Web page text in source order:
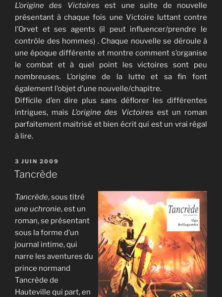
L’origine des Victoires est une suite de nouvelle
présentant à chaque fois une Victoire luttant contre
l’Orvet et ses agents (il peut influencer/prendre le
contrôle des hommes) . Chaque nouvelle se déroule à
une époque différente et montre comment s’organise
le combat et à quel point les victoires sont peu
nombreuses. L’origine de la lutte et sa fin font
également l’objet d’une nouvelle/chapitre.
Difficile d’en dire plus sans déflorer les différentes
intrigues, mais L’origine des Victoires est un roman
parfaitement maitrisé et bien écrit qui est un vrai régal
à lire.
PUBLIÉ
LE
3 JUIN 2009
Tancrède
Tancrède, sous titré
une uchronie, est un
roman, se présentant
sous la forme d’un
journal intime, qui
narre les aventures du
prince normand
Tancrède de
Hauteville qui part, en